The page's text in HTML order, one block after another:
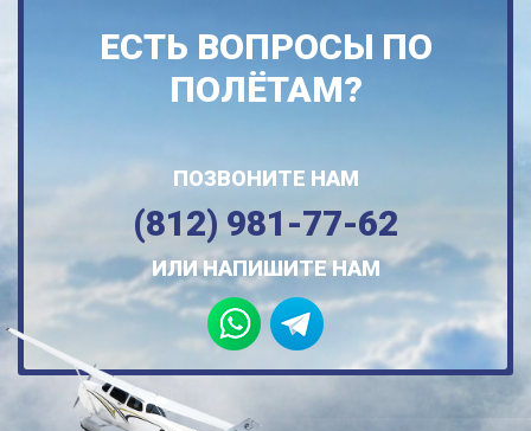
ЕСТЬ ВОПРОСЫ ПО
ПОЛЁТАМ?
ПОЗВОНИТЕ НАМ
(812) 981-77-62
ИЛИ НАПИШИТЕ НАМ